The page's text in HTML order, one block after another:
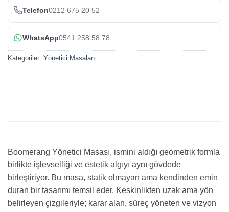
Telefon0212 675 20 52
WhatsApp0541 258 58 78
Kategoriler: Yönetici Masaları
Boomerang Yönetici Masası, ismini aldığı geometrik formla
birlikte işlevselliği ve estetik algıyı aynı gövdede
birleştiriyor. Bu masa, statik olmayan ama kendinden emin
duran bir tasarımı temsil eder. Keskinlikten uzak ama yön
belirleyen çizgileriyle; karar alan, süreç yöneten ve vizyon